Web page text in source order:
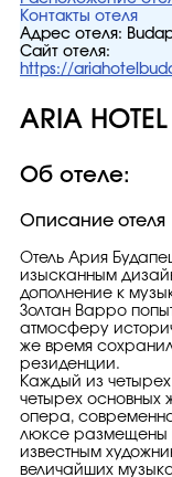
Контакты отеля
Адрес отеля:
Сайт отеля:
https://
ARIA HOTEL
Об отеле:
Описание отеля
Отель Ария
изысканным
дополнение к
Золтан Варро
атмосферу
же время
резиденции.
Каждый из
четырех основных
опера,
люксе размещены
известным
величайших